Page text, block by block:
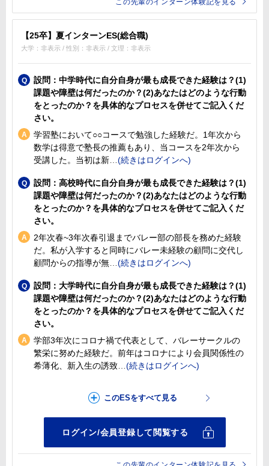
この先輩のインターン体験記を見る
【25卒】夏インターンES(総合職)
大学：非表示 / 性別：非表示 / 文理：非表示
設問：中学時代に自分自身が最も成長できた経験は？(1)
課題や障壁は何だったのか？(2)あなたはどのような行動
をとったのか？を具体的なプロセスを併せてご記入くだ
さい。
学習塾において○○コースで勉強した経験だ。1年次から
数学は得意で塾長の推薦もあり、当コースを2年次から
受講した。当初は新
設問：高校時代に自分自身が最も成長できた経験は？(1)
課題や障壁は何だったのか？(2)あなたはどのような行動
をとったのか？を具体的なプロセスを併せてご記入くだ
さい。
2年次春~3年次春引退までバレー部の部長を務めた経験
だ。私が入学すると同時にバレー未経験の顧問に交代し
顧問からの指導が無
設問：大学時代に自分自身が最も成長できた経験は？(1)
課題や障壁は何だったのか？(2)あなたはどのような行動
をとったのか？を具体的なプロセスを併せてご記入くだ
さい。
学部3年次にコロナ禍で代表として、バレーサークルの
繁栄に努めた経験だ。前年はコロナにより会員関係性の
希薄化、新入生の誘致